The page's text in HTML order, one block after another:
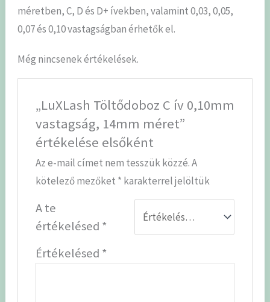
méretben, C, D és D+ ívekben, valamint 0,03, 0,05,
0,07 és 0,10 vastagságban érhetők el.
Még nincsenek értékelések.
„LuXLash Töltődoboz C ív 0,10mm
vastagság, 14mm méret”
értékelése elsőként
Az e-mail címet nem tesszük közzé.A
kötelező mezőket * karakterrel jelöltük
A te
értékelésed *
Értékelésed *